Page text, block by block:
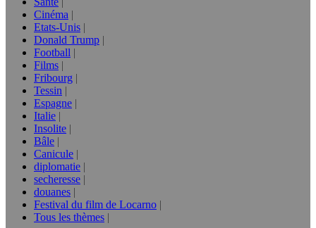
Cinéma
Etats-Unis
Donald Trump
Football
Films
Fribourg
Tessin
Espagne
Italie
Insolite
Bâle
Canicule
diplomatie
secheresse
douanes
Festival du film de Locarno
Tous les thèmes